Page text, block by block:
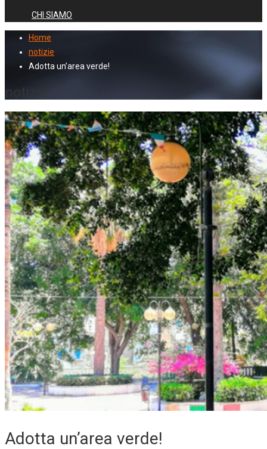
CHI SIAMO
Home
notizie
Adotta un’area verde!
notizie
Adotta un’area verde!